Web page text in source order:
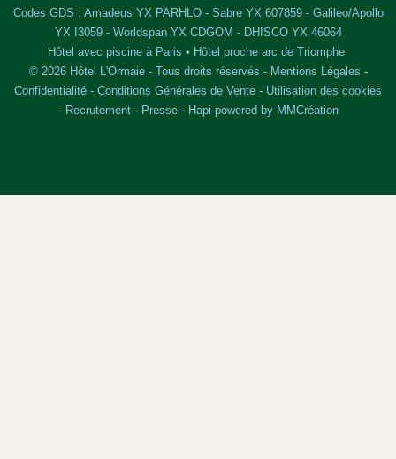
Codes GDS : Amadeus YX PARHLO - Sabre YX 607859 - Galileo/Apollo
YX I3059 - Worldspan YX CDGOM - DHISCO YX 46064
Hôtel avec piscine à Paris • Hôtel proche arc de Triomphe
© 2026 Hôtel L'Ormaie - Tous droits réservés - Mentions Légales -
Confidentialité - Conditions Générales de Vente - Utilisation des cookies
- Recrutement- Presse- Hapi powered by MMCréation